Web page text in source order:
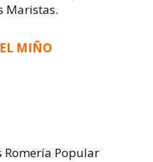
Maristas.
MIÑO
Romería Popular